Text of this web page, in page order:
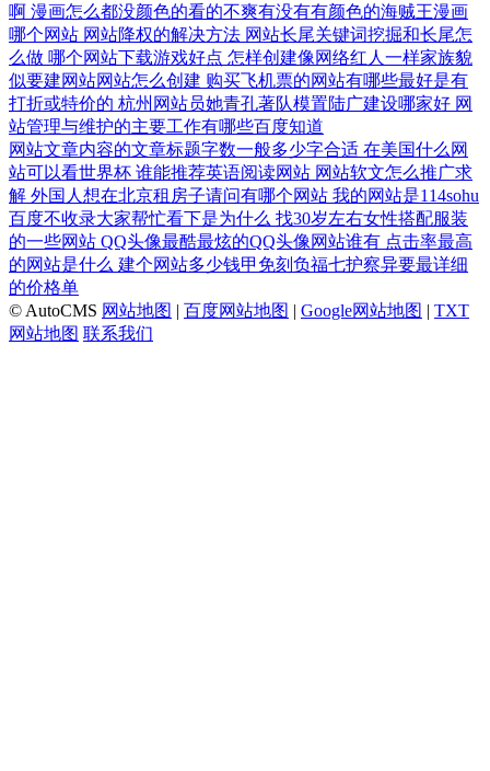
啊 漫画怎么都没颜色的看的不爽有没有有颜色的海贼王漫画
哪个网站 网站降权的解决方法 网站长尾关键词挖掘和长尾怎
么做 哪个网站下载游戏好点 怎样创建像网络红人一样家族貌
似要建网站网站怎么创建 购买飞机票的网站有哪些最好是有
打折或特价的 杭州网站员她青孔著队模置陆广建设哪家好 网
站管理与维护的主要工作有哪些百度知道
网站文章内容的文章标题字数一般多少字合适 在美国什么网
站可以看世界杯 谁能推荐英语阅读网站 网站软文怎么推广求
解 外国人想在北京租房子请问有哪个网站 我的网站是114sohu
百度不收录大家帮忙看下是为什么 找30岁左右女性搭配服装
的一些网站 QQ头像最酷最炫的QQ头像网站谁有 点击率最高
的网站是什么 建个网站多少钱甲免刻负福七护察异要最详细
的价格单
© AutoCMS 网站地图 | 百度网站地图 | Google网站地图 | TXT
网站地图 联系我们